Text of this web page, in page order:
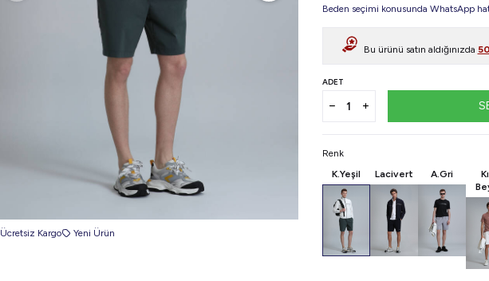
Ücretsiz Kargo Yeni Ürün
Beden seçimi konusunda WhatsApp
Bu ürünü satın aldığınızda
ADET
Renk
K.Yeşil
Lacivert A.Gri